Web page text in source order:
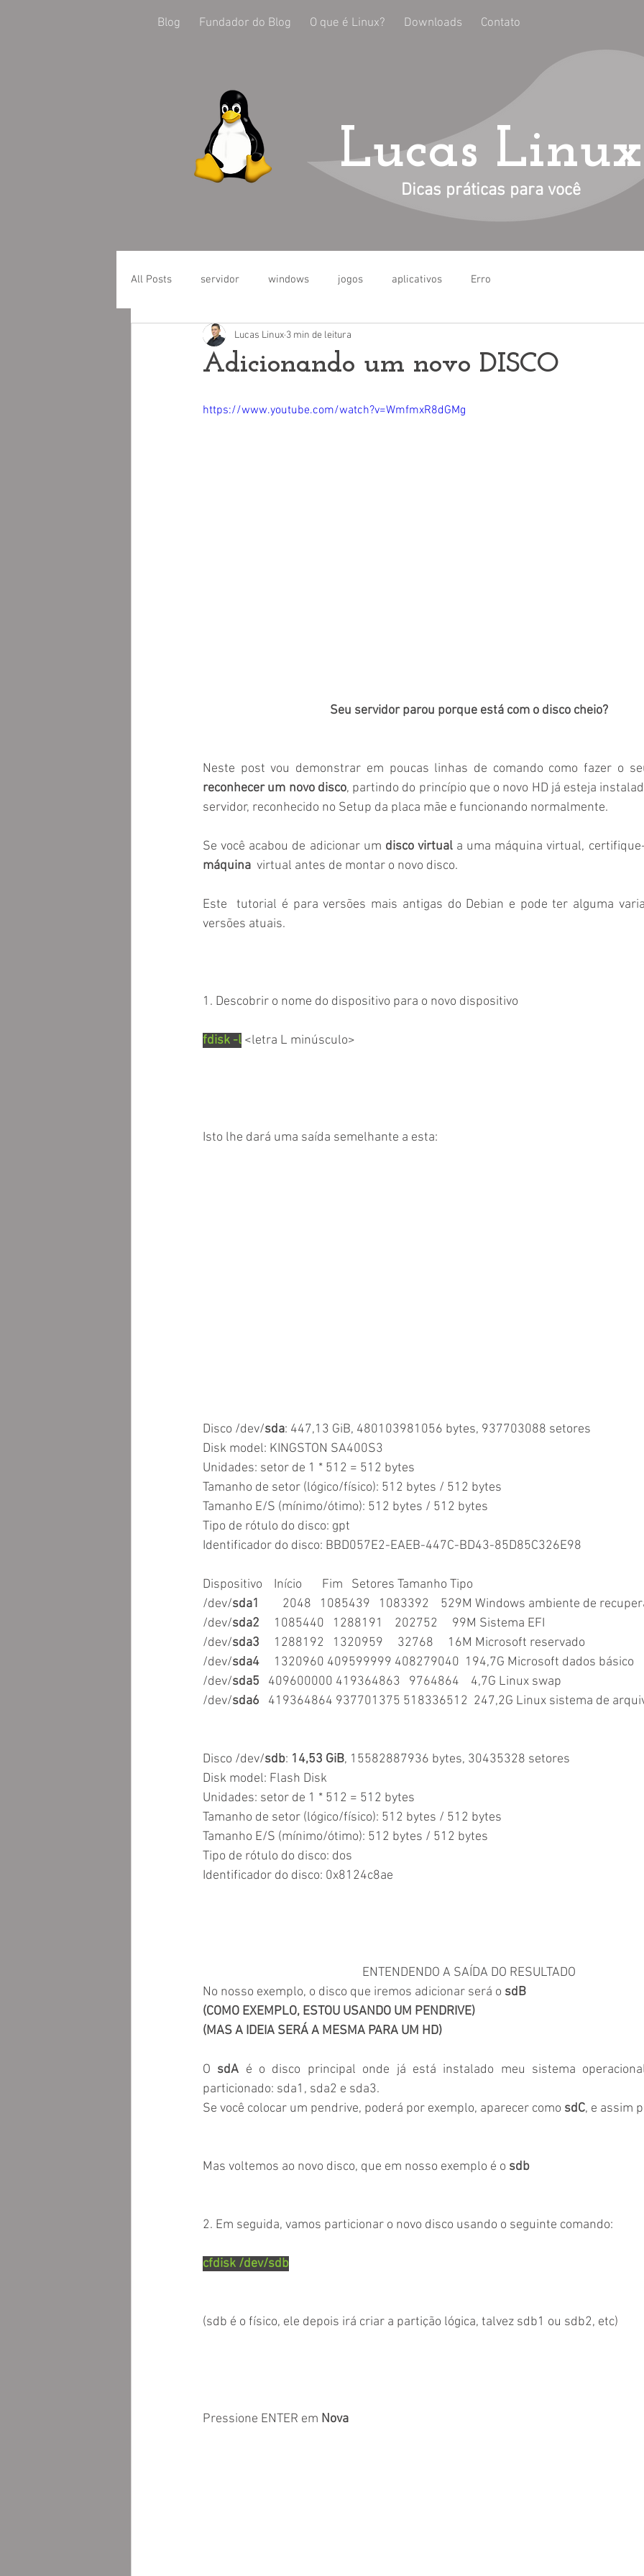
Blog Fundador do Blog O que é Linux? Downloads Contato
Lucas Linux
Dicas práticas para você
All Posts servidor windows jogos aplicativos Erro
Adicionando um novo DISCO
Lucas Linux 3 min de leitura
https://www.youtube.com/watch?v=WmfmxR8dGMg
Seu servidor parou porque está com o disco cheio?
reconhecer um novo disco, partindo do princípio que o novo HD já esteja
servidor, reconhecido no Setup da placa mãe e funcionando normalmente.
Se você acabou de adicionar um disco virtual a uma máquina virtual,
máquina
  virtual antes de montar o novo disco.
Este  tutorial é para versões mais antigas do Debian e pode ter alguma
versões atuais.
1. Descobrir o nome do dispositivo para o novo dispositivo
fdisk -l <letra L minúsculo>
Isto lhe dará uma saída semelhante a esta:
Disco /dev/sda: 447,13 GiB, 480103981056 bytes, 937703088 setores
Disk model: KINGSTON SA400S3
Unidades: setor de 1 * 512 = 512 bytes
Tamanho de setor (lógico/físico): 512 bytes / 512 bytes
Tamanho E/S (mínimo/ótimo): 512 bytes / 512 bytes
Tipo de rótulo do disco: gpt
Identificador do disco: BBD057E2-EAEB-447C-BD43-85D85C326E98
Dispositivo    Início       Fim   Setores Tamanho Tipo
/dev/sda1
2048   1085439   1083392    529M Windows ambiente de
/dev/sda2
     1085440   1288191    202752     99M Sistema EFI
/dev/sda3
     1288192   1320959     32768     16M Microsoft reservado
/dev/sda4
     1320960 409599999 408279040  194,7G Microsoft dados básico
/dev/sda5
   409600000 419364863   9764864    4,7G Linux swap
/dev/sda6
419364864 937701375 518336512  247,2G Linux sistema de
Disco /dev/sdb: 14,53 GiB, 15582887936 bytes, 30435328 setores
Disk model: Flash Disk
Unidades: setor de 1 * 512 = 512 bytes
Tamanho de setor (lógico/físico): 512 bytes / 512 bytes
Tamanho E/S (mínimo/ótimo): 512 bytes / 512 bytes
Tipo de rótulo do disco: dos
Identificador do disco: 0x8124c8ae
ENTENDENDO A SAÍDA DO RESULTADO
No nosso exemplo, o disco que iremos adicionar será o sdB
(COMO EXEMPLO, ESTOU USANDO UM PENDRIVE)
(MAS A IDEIA SERÁ A MESMA PARA UM HD)
O sdA é o disco principal onde já está instalado meu sistema
particionado: sda1, sda2 e sda3.
Se você colocar um pendrive, poderá por exemplo, aparecer como sdC, e assim
Mas voltemos ao novo disco, que em nosso exemplo é o sdb
2. Em seguida, vamos particionar o novo disco usando o seguinte comando:
cfdisk /dev/sdb
(sdb é o físico, ele depois irá criar a partição lógica, talvez sdb1 ou sdb2, etc)
Pressione ENTER em Nova